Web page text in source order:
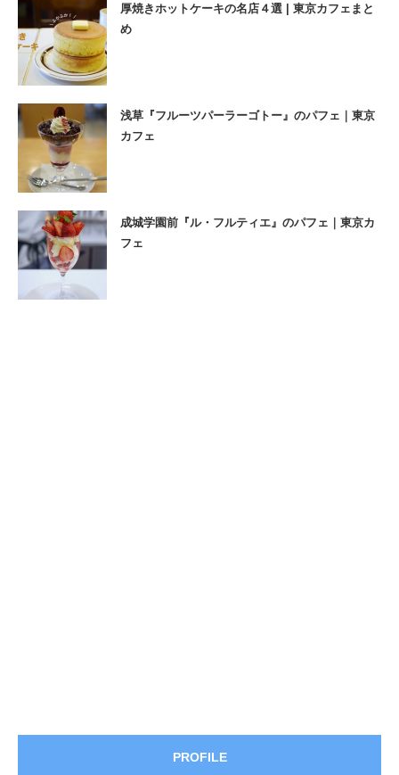
厚焼きホットケーキの名店４選 | 東京カフェまと
め
浅草『フルーツパーラーゴトー』のパフェ｜東京
カフェ
成城学園前『ル・フルティエ』のパフェ｜東京カ
フェ
PROFILE